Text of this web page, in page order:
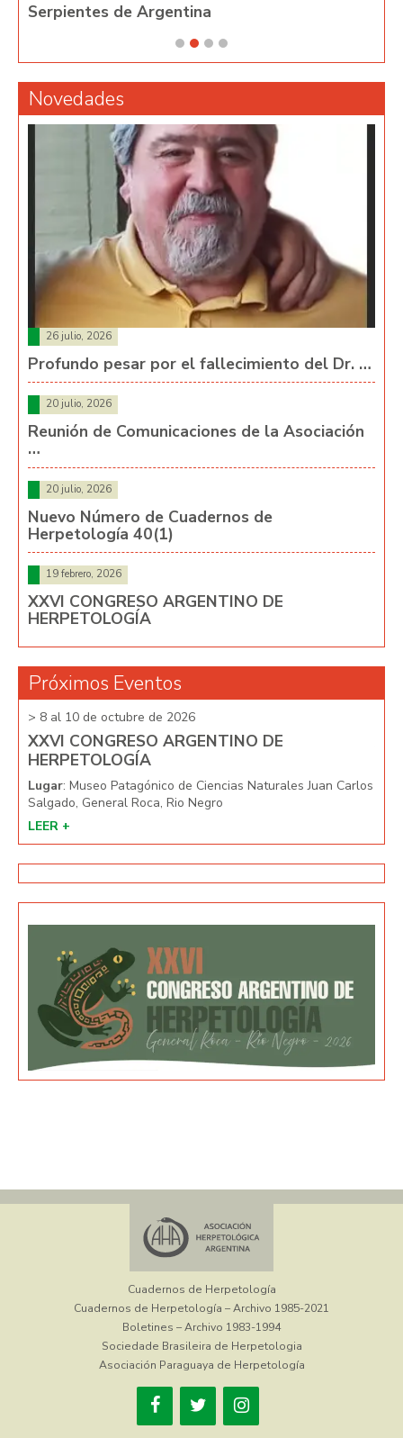
Serpientes de Argentina
Novedades
26 julio, 2026
Profundo pesar por el fallecimiento del Dr. …
20 julio, 2026
Reunión de Comunicaciones de la Asociación
…
20 julio, 2026
Nuevo Número de Cuadernos de
Herpetología 40(1)
19 febrero, 2026
XXVI CONGRESO ARGENTINO DE
HERPETOLOGÍA
Próximos Eventos
> 8 al 10 de octubre de 2026
XXVI CONGRESO ARGENTINO DE
HERPETOLOGÍA
Lugar: Museo Patagónico de Ciencias Naturales Juan Carlos
Salgado, General Roca, Rio Negro
LEER +
Cuadernos de Herpetología
Cuadernos de Herpetología – Archivo 1985-2021
Boletines – Archivo 1983-1994
Sociedade Brasileira de Herpetologia
Asociación Paraguaya de Herpetología